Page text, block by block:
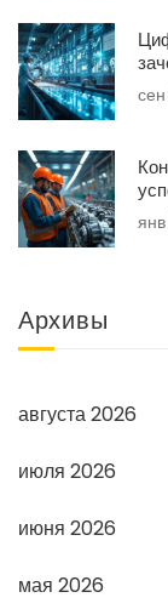
Архивы
августа 2026
июля 2026
июня 2026
мая 2026